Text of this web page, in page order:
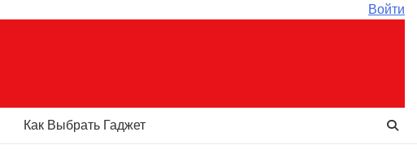
Войти
Как Выбрать Гаджет